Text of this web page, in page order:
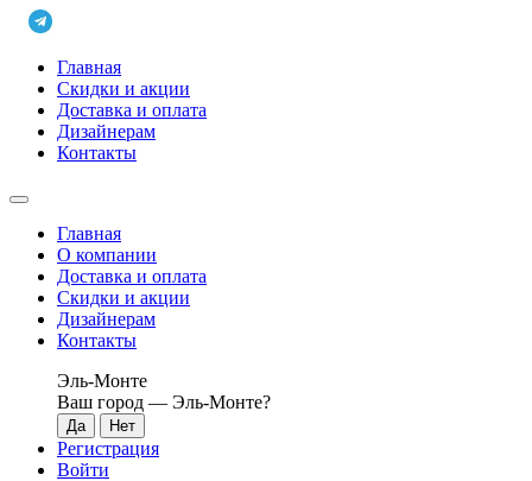
Главная
Скидки и акции
Доставка и оплата
Дизайнерам
Контакты
Главная
О компании
Доставка и оплата
Скидки и акции
Дизайнерам
Контакты
Эль-Монте
Ваш город — Эль-Монте?
Регистрация
Войти